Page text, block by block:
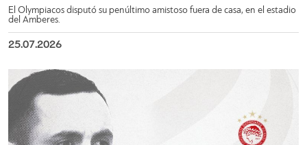
El Olympiacos disputó su penúltimo amistoso fuera de casa, en el estadio
del Amberes.
25.07.2026